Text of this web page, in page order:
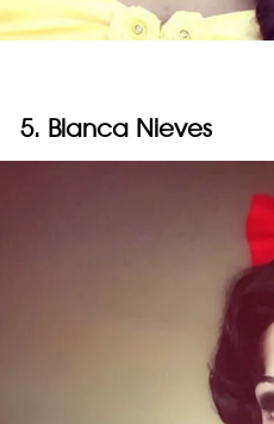
5. Blanca Nieves